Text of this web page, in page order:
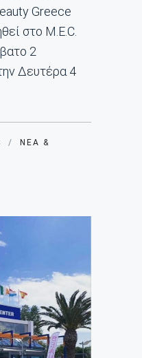
Greece
στο M.E.C.
2
Δευτέρα 4
/
ΝΈΑ &